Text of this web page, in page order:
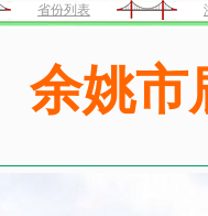
省份列表
余姚市